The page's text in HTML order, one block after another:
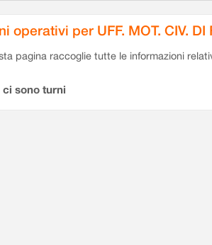
operativi per UFF. MOT. CIV. DI
pagina raccoglie tutte le informazioni
ci sono turni